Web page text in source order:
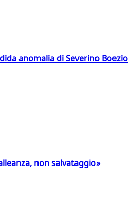
anomalia di Severino Boezio
non salvataggio»